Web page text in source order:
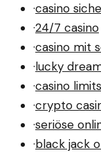
·casino
·24/7 casino
·casino mit
·lucky
·casino
·crypto
·seriöse
·black jack